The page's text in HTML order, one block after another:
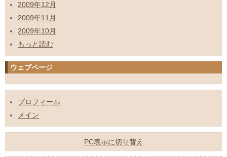
2009年12月
2009年11月
2009年10月
もっと読む
ウェブページ
プロフィール
メイン
PC表示に切り替え